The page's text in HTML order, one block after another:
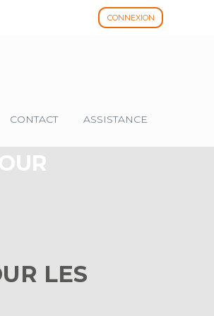
CONNEXION
CONTACT ASSISTANCE
LES